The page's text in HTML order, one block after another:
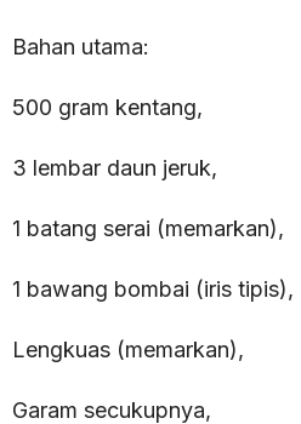
Bahan utama:
500 gram kentang,
3 lembar daun jeruk,
1 batang serai (memarkan),
1 bawang bombai (iris tipis),
Lengkuas (memarkan),
Garam secukupnya,